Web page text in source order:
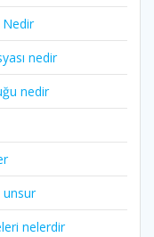
nedir
nedir
unsur
nelerdir